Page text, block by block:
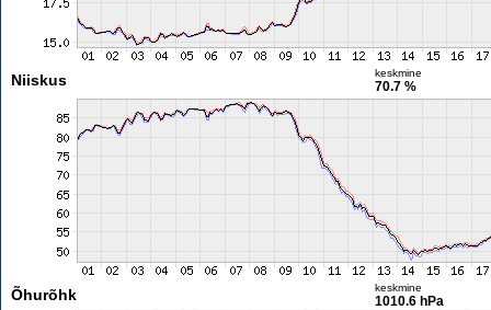
Niiskus keskmine
70.7 %
Õhurõhk keskmine
1010.6 hPa